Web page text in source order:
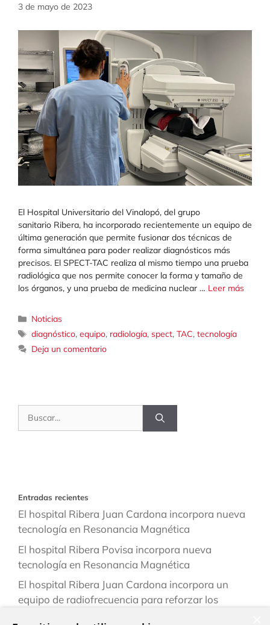
3 de mayo de 2023
El Hospital Universitario del Vinalopó, del grupo
sanitario Ribera, ha incorporado recientemente un equipo de
última generación que permite fusionar dos técnicas de
forma simultánea para poder realizar diagnósticos más
precisos. El SPECT-TAC realiza al mismo tiempo una prueba
radiológica que nos permite conocer la forma y tamaño de
los órganos, y una prueba de medicina nuclear … Leer más
Categorías
Noticias
Etiquetas
diagnóstico,equipo, radiología, spect,TAC,tecnología
Deja un comentario
Buscar:
Entradas recientes
El hospital Ribera Juan Cardona incorpora nueva
tecnología en Resonancia Magnética
El hospital Ribera Povisa incorpora nueva
tecnología en Resonancia Magnética
El hospital Ribera Juan Cardona incorpora un
equipo de radiofrecuencia para reforzar los